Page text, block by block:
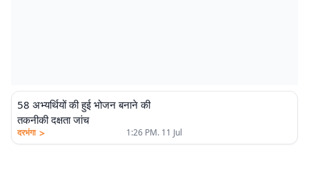
58 अभ्यर्थियों की हुई भोजन बनाने की
तकनीकी दक्षता जांच
दरभंगा > 1:26 PM. 11 Jul